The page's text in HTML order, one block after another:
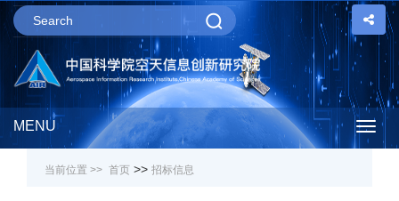
MENU
当前位置 >> 首页 >> 招标信息